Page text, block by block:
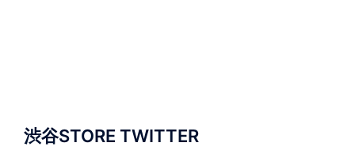
渋谷STORE TWITTER